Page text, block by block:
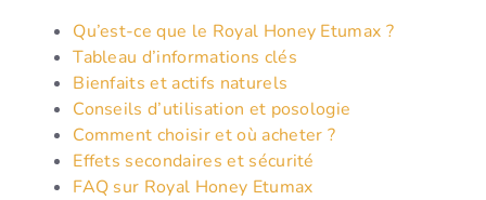
Qu’est-ce que le Royal Honey Etumax ?
Tableau d’informations clés
Bienfaits et actifs naturels
Conseils d’utilisation et posologie
Comment choisir et où acheter ?
Effets secondaires et sécurité
FAQ sur Royal Honey Etumax